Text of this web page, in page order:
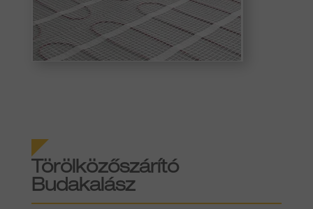
Törölközőszárító
Budakalász